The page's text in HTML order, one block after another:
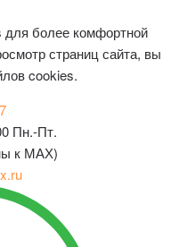
для более комфортной
страниц сайта, вы
cookies.
Пн.-Пт.
к МАХ)